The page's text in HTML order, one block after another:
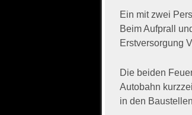
Ein mit zwei
Beim Aufprall
Erstversorgung
Die beiden
Autobahn
in den